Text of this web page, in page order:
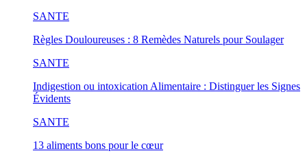
SANTE
Règles Douloureuses : 8 Remèdes Naturels pour Soulager
SANTE
Indigestion ou intoxication Alimentaire : Distinguer les Signes
Évidents
SANTE
13 aliments bons pour le cœur